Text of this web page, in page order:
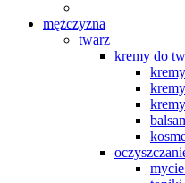
mężczyzna
twarz
kremy do